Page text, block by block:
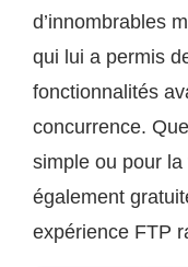
d’innombrables
qui lui a permis
fonctionnalités
concurrence.
simple ou pour
également
expérience FTP